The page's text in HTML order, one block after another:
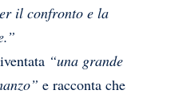
il confronto e la
“una grande
e racconta che